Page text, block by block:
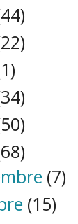
(7)
(15)